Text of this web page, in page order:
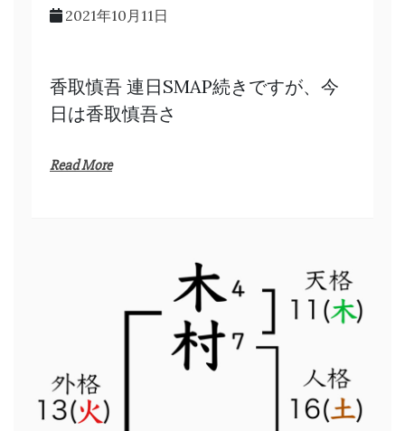
2021年10月11日
香取慎吾 連日SMAP続きですが、今
日は香取慎吾さ
Read More